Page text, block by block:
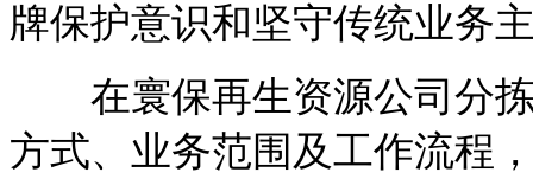
牌保护意识和坚守传统业务
在寰保再生资源公司分拣
方式、业务范围及工作流程